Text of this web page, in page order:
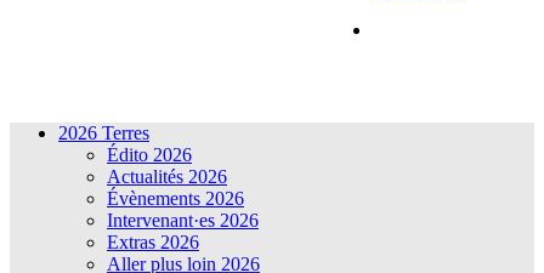
2026 Terres
Édito 2026
Actualités 2026
Évènements 2026
Intervenant·es 2026
Extras 2026
Aller plus loin 2026